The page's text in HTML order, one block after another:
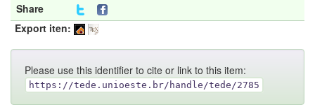
Share
Export iten:
Please use this identifier to cite or link to this item:
https://tede.unioeste.br/handle/tede/2785